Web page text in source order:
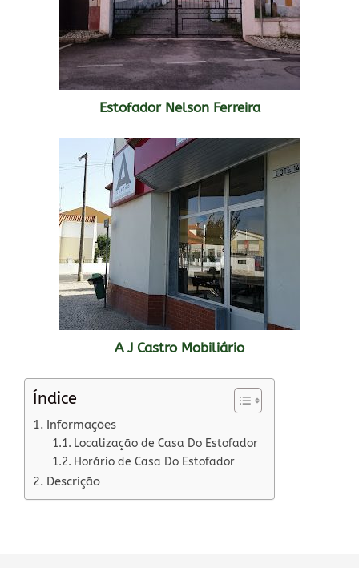
Estofador Nelson Ferreira
A J Castro Mobiliário
Índice
Informações
Localização de Casa Do Estofador
Horário de Casa Do Estofador
Descrição